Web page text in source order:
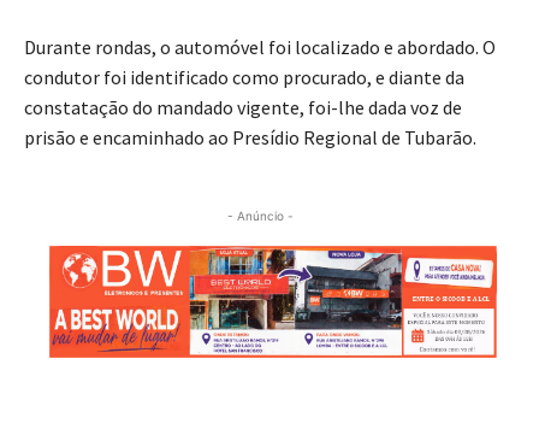
Durante rondas, o automóvel foi localizado e abordado. O
condutor foi identificado como procurado, e diante da
constatação do mandado vigente, foi-lhe dada voz de
prisão e encaminhado ao Presídio Regional de Tubarão.
- Anúncio -